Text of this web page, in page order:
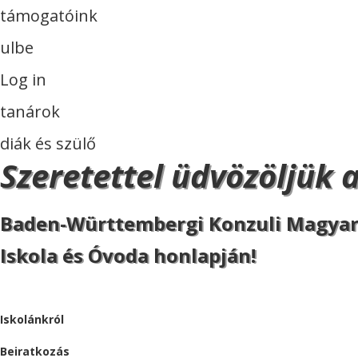
támogatóink
ulbe
Log in
tanárok
diák és szülő
Szeretettel üdvözöljük
Baden-Württembergi Konzuli Magyar
Iskola és Óvoda honlapján!
Iskolánkról
Beiratkozás